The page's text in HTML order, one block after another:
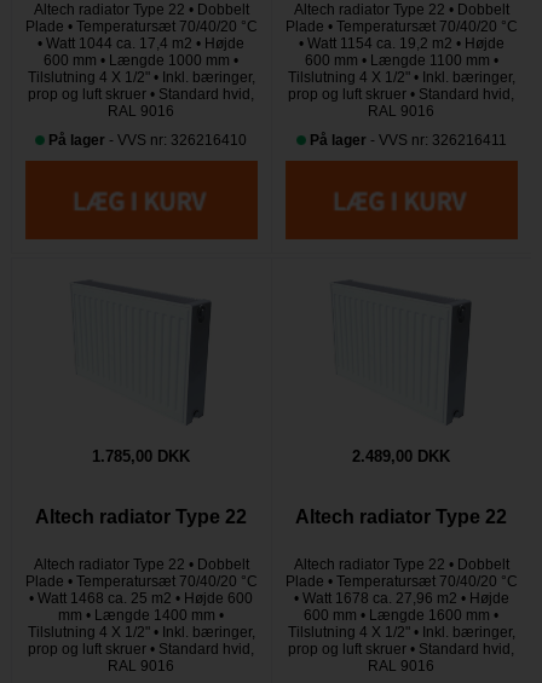
Altech radiator Type 22 • Dobbelt
Plade • Temperatursæt 70/40/20 °C
• Watt 1044 ca. 17,4 m2 • Højde
600 mm • Længde 1000 mm •
Tilslutning 4 X 1/2" • Inkl. bæringer,
prop og luft skruer • Standard hvid,
RAL 9016
På lager - VVS nr: 326216410
Altech radiator Type 22 • Dobbelt
Plade • Temperatursæt 70/40/20 °C
• Watt 1154 ca. 19,2 m2 • Højde
600 mm • Længde 1100 mm •
Tilslutning 4 X 1/2" • Inkl. bæringer,
prop og luft skruer • Standard hvid,
RAL 9016
På lager - VVS nr: 326216411
1.785,00 DKK
Altech radiator Type 22
Altech radiator Type 22 • Dobbelt
Plade • Temperatursæt 70/40/20 °C
• Watt 1468 ca. 25 m2 • Højde 600
mm • Længde 1400 mm •
Tilslutning 4 X 1/2" • Inkl. bæringer,
prop og luft skruer • Standard hvid,
RAL 9016
2.489,00 DKK
Altech radiator Type 22
Altech radiator Type 22 • Dobbelt
Plade • Temperatursæt 70/40/20 °C
• Watt 1678 ca. 27,96 m2 • Højde
600 mm • Længde 1600 mm •
Tilslutning 4 X 1/2" • Inkl. bæringer,
prop og luft skruer • Standard hvid,
RAL 9016